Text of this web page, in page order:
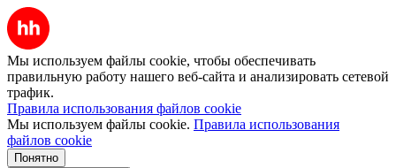
Мы используем файлы cookie, чтобы обеспечивать
правильную работу нашего веб-сайта и анализировать сетевой
трафик.
Правила использования файлов cookie
Мы используем файлы cookie. Правила использования
файлов cookie
Понятно